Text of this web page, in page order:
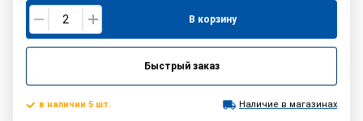
В корзину
Быстрый заказ
в наличии 5 шт. Наличие в магазинах